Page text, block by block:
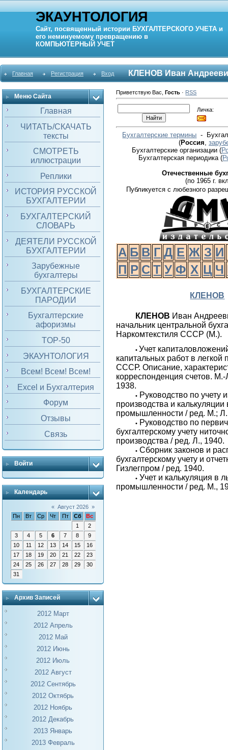
ЭКАУНТОЛОГИЯ
Сайт, посвященный истории БУХГАЛТЕРСКОГО УЧЕТА и
его неминуемому превращению в
КОМПЬЮТЕРНЫЙ УЧЕТ
Главная Регистрация Вход КЛЕНОВ Иван
Меню Сайта
Главная
ЧИТАТЬ/СКАЧАТЬ
тексты
СМОТРЕТЬ
иллюстрации
Реплики
ИСТОРИЯ РУССКОЙ
БУХГАЛТЕРИИ
БУХГАЛТЕРСКИЙ
СЛОВАРЬ
ДЕЯТЕЛИ РУССКОЙ
БУХГАЛТЕРИИ
Зарубежные
бухгалтеры
БУХГАЛТЕРСКИЕ
ПАРОДИИ
Бухгалтерские
афоризмы
TOP-50
ЭКАУНТОЛОГИЯ
Всем! Всем! Всем!
Excel и Бухгалтерия
Форум
Отзывы
Связь
Войти
Календарь
« Август 2026 »
Пн
Вт Ср Чт Пт Сб
Вс
1
2
3
4 5 6 7 8
9
10
11 12 13 14 15
16
17
18 19 20 21 22
23
24
25 26 27 28 29
30
31
Архив Записей
2012 Март
2012 Апрель
2012 Май
2012 Июнь
2012 Июль
2012 Август
2012 Сентябрь
2012 Октябрь
2012 Ноябрь
2012 Декабрь
2013 Январь
2013 Февраль
Приветствую Вас ,Гость · RSS
Личка:
Бухгалтерские термины -
(Россия
Бухгалтерские организации (
Бухгалтерская периодика(
Отечественные
(по 1965 г.
Публикуется с любезного
А Б В Г Д Е Ж З И
П Р С Т У Ф Х Ц Ч
КЛЕНОВ
КЛЕНОВ Иван
начальник центральной
Наркомтекстиля СССР (М.).
• Учет
капитальных работ в
СССР. Описание,
корреспонденция счетов.
1938.
• Руководство по учету
производства и калькуляции
промышленности / ред. М.;
• Руководство по
бухгалтерскому учету
производства / ред. Л., 1940.
• Сборник законов и
бухгалтерскому учету и
Гизлегпром / ред. 1940.
• Учет и калькуляция в
промышленности / ред. М.,